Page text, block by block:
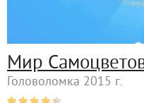
Мир
Головоломка 2015 г.